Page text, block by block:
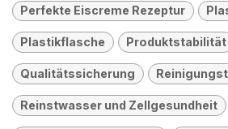
Perfekte Eiscreme Rezeptur
Plastikflasche Produktstabilität
Qualitätssicherung
Reinstwasser und Zellgesundheit